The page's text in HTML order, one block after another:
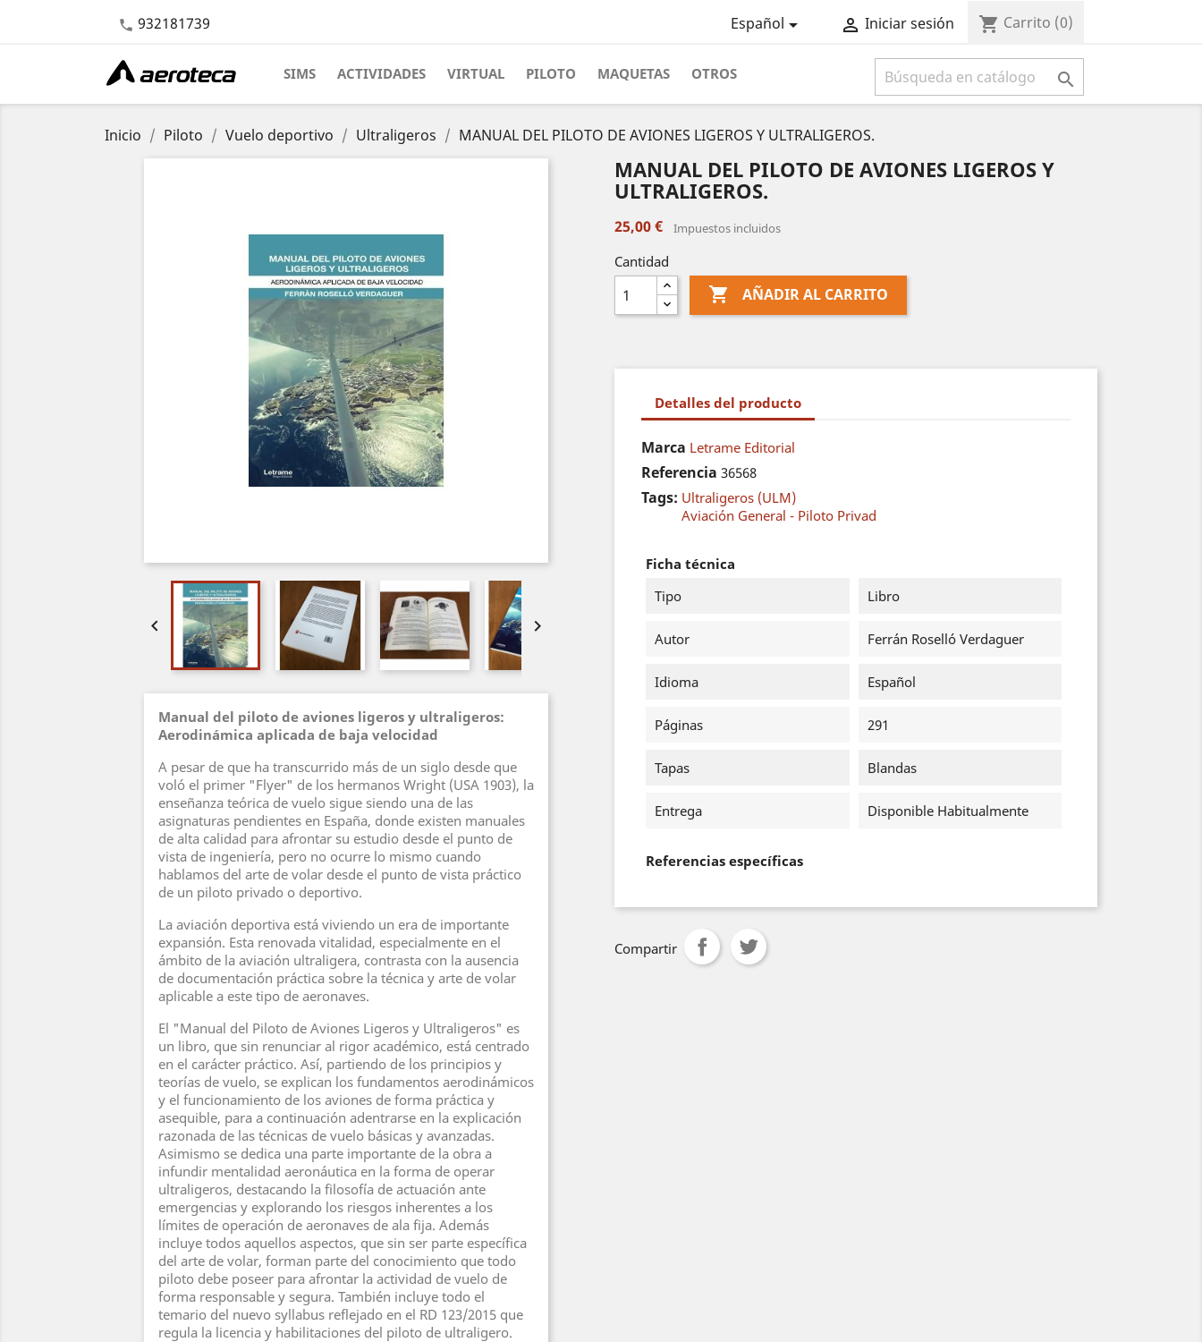
 932181739 Español  Iniciar sesión shopping_cart Carrito (0)
SIMS ACTIVIDADES VIRTUAL PILOTO MAQUETAS OTROS 
Inicio Piloto Vuelo deportivo Ultraligeros MANUAL DEL PILOTO DE AVIONES LIGEROS Y ULTRALIGEROS.
 
Manual del piloto de aviones ligeros y ultraligeros:
Aerodinámica aplicada de baja velocidad
A pesar de que ha transcurrido más de un siglo desde que
voló el primer "Flyer" de los hermanos Wright (USA 1903), la
enseñanza teórica de vuelo sigue siendo una de las
asignaturas pendientes en España, donde existen manuales
de alta calidad para afrontar su estudio desde el punto de
vista de ingeniería, pero no ocurre lo mismo cuando
hablamos del arte de volar desde el punto de vista práctico
de un piloto privado o deportivo.
La aviación deportiva está viviendo un era de importante
expansión. Esta renovada vitalidad, especialmente en el
ámbito de la aviación ultraligera, contrasta con la ausencia
de documentación práctica sobre la técnica y arte de volar
aplicable a este tipo de aeronaves.
El "Manual del Piloto de Aviones Ligeros y Ultraligeros" es
un libro, que sin renunciar al rigor académico, está centrado
en el carácter práctico. Así, partiendo de los principios y
teorías de vuelo, se explican los fundamentos aerodinámicos
y el funcionamiento de los aviones de forma práctica y
asequible, para a continuación adentrarse en la explicación
razonada de las técnicas de vuelo básicas y avanzadas.
Asimismo se dedica una parte importante de la obra a
infundir mentalidad aeronáutica en la forma de operar
ultraligeros, destacando la filosofía de actuación ante
emergencias y explorando los riesgos inherentes a los
límites de operación de aeronaves de ala fija. Además
incluye todos aquellos aspectos, que sin ser parte específica
del arte de volar, forman parte del conocimiento que todo
piloto debe poseer para afrontar la actividad de vuelo de
forma responsable y segura. También incluye todo el
temario del nuevo syllabus reflejado en el RD 123/2015 que
regula la licencia y habilitaciones del piloto de ultraligero.
MANUAL DEL PILOTO DE AVIONES LIGEROS Y
ULTRALIGEROS.
25,00 € Impuestos incluidos
Cantidad
 AÑADIR AL CARRITO
Detalles del producto
Marca Letrame Editorial
Referencia 36568
Tags: Ultraligeros (ULM)
Aviación General - Piloto Privad
Ficha técnica
Tipo
Libro
Autor Ferrán Roselló Verdaguer
Idioma Español
Páginas 291
Tapas Blandas
Entrega Disponible Habitualmente
Referencias específicas
Compartir